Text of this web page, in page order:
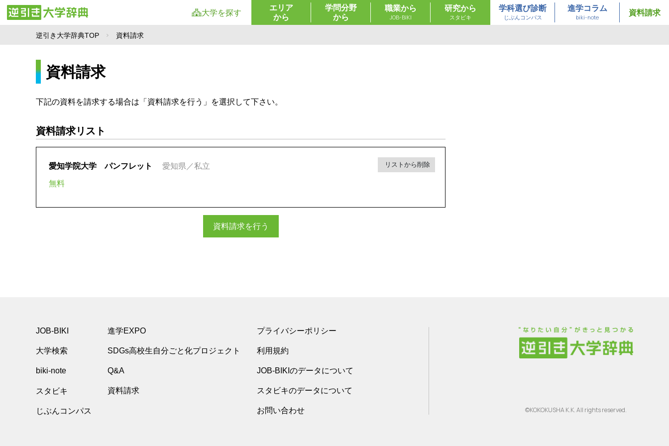
大学を探す
エリア
から
学問分野
から
職業から
JOB-BIKI
研究から
スタビキ
学科選び診断
じぶんコンパス
進学コラム
biki-note
資料請求
逆引き大学辞典TOP 資料請求
資料請求
下記の資料を請求する場合は「資料請求を行う」を選択して下さい。
資料請求リスト
愛知学院大学 パンフレット 愛知県／私立
無料
リストから削除
資料請求を行う
JOB-BIKI
大学検索
biki-note
スタビキ
じぶんコンパス
進学EXPO
SDGs高校生自分ごと化プロジェクト
Q&A
資料請求
プライバシーポリシー
利用規約
JOB-BIKIのデータについて
スタビキのデータについて
お問い合わせ ©KOKOKUSHA K.K. All rights reserved.